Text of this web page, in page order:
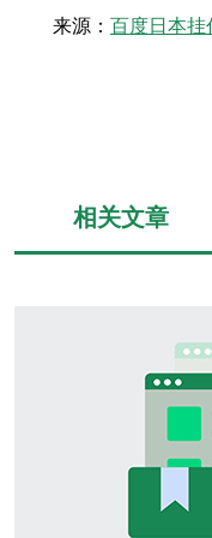
来源： 百度日本挂
相关文章